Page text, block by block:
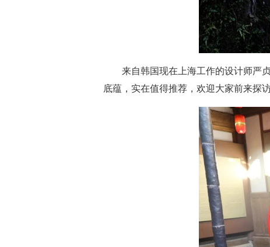
来自韩国现在上海工作的设计师严
底蕴，实在值得推荐，欢迎大家前来探